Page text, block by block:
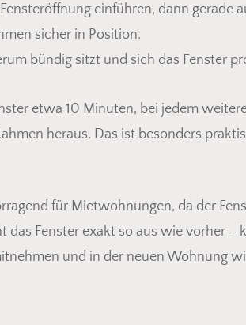
Es
einführen, dann gerade
sicher in Position.
bündig sitzt und sich das Fenster
etwa 10 Minuten, bei jedem
heraus. Das ist besonders
für Mietwohnungen, da der
Fenster exakt so aus wie vorher –
und in der neuen Wohnung